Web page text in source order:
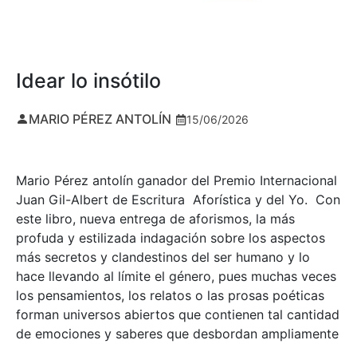
Idear lo insótilo
MARIO PÉREZ ANTOLÍN 15/06/2026
Mario Pérez antolín ganador del Premio Internacional
Juan Gil-Albert de Escritura Aforística y del Yo. Con
este libro, nueva entrega de aforismos, la más
profuda y estilizada indagación sobre los aspectos
más secretos y clandestinos del ser humano y lo
hace llevando al límite el género, pues muchas veces
los pensamientos, los relatos o las prosas poéticas
forman universos abiertos que contienen tal cantidad
de emociones y saberes que desbordan ampliamente